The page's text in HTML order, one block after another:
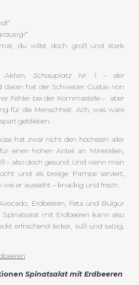
du willst doch groß und stark
Schauplatz Nr. 1 – der
daran hat der Schweizer Gustav von
Fehler bei der Kommastelle – aber
für die Menschheit. Ach, was wäre
geblieben.
hat zwar nicht den höchsten aller
einen hohen Anteil an Mineralien,
– also doch gesund. Und wenn man
und als breiige Pampe serviert,
er aussieht – knackig und frisch.
Erdbeeren, Feta und Bulgur
Spinatsalat mit Erdbeeren kann also
erfrischend lecker, süß und salzig,
Spinatsalat mit Erdbeeren